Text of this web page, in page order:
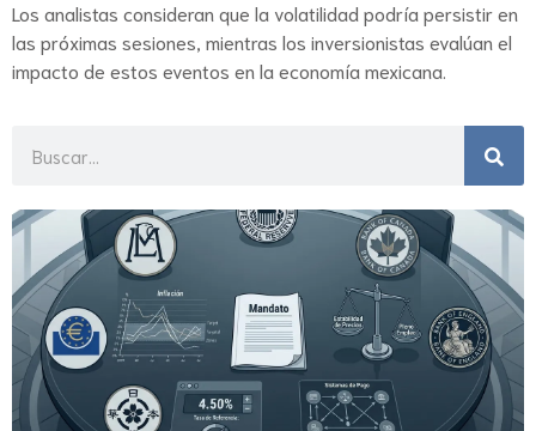
Los analistas consideran que la volatilidad podría persistir en
las próximas sesiones, mientras los inversionistas evalúan el
impacto de estos eventos en la economía mexicana.